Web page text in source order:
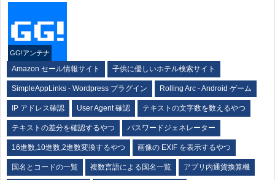
GG!アンテナ
Amazon セール情報サイト 子供に優しいホテル検索サイト
SimpleAppLinks - Wordpress プラグイン Rolling Arc - Android ゲーム
IP アドレス確認 User Agent 確認 テキストの文字数を数えるやつ
テキストの差分を確認するやつ パスワードジェネレーター
16進数,10進数,2進数変換するやつ 画像の EXIF を表示するやつ
国名とコードの一覧 複数言語による国名一覧 アプリ内通貨換算機